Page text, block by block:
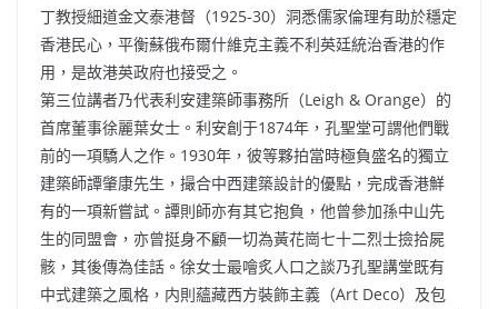
丁教授細道金文泰港督（1925-30）洞悉儒家倫理有助於穩定
香港民心，平衡蘇俄布爾什維克主義不利英廷統治香港的作
用，是故港英政府也接受之。
第三位講者乃代表利安建築師事務所（Leigh & Orange）的
首席董事徐麗葉女士。利安創于1874年，孔聖堂可謂他們戰
前的一項驕人之作。1930年，彼等夥拍當時極負盛名的獨立
建築師譚肇康先生，撮合中西建築設計的優點，完成香港鮮
有的一項新嘗試。譚則師亦有其它抱負，他曾參加孫中山先
生的同盟會，亦曾挺身不顧一切為黃花崗七十二烈士撿拾屍
骸，其後傳為佳話。徐女士最噲炙人口之談乃孔聖講堂既有
中式建築之風格，内則蘊藏西方裝飾主義（Art Deco）及包